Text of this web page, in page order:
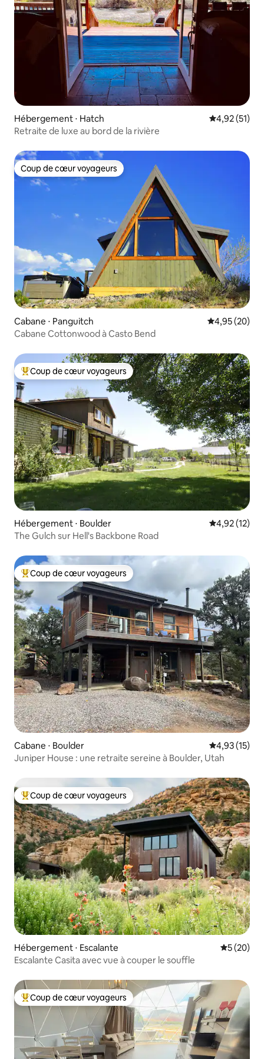
Hébergement ⋅ Hatch Évaluation
4,92 (51)
Retraite de luxe au bord de la rivière
Coup de cœur voyageurs
Coup de cœur voyageurs
Cabane ⋅ Panguitch Évaluation
4,95 (20)
Cabane Cottonwood à Casto Bend
Coups de cœur voyageurs les plus appréciés
Coup de cœur voyageurs
Hébergement ⋅ Boulder Évaluation
4,92 (12)
The Gulch sur Hell's Backbone Road
Coups de cœur voyageurs les plus appréciés
Coup de cœur voyageurs
Cabane ⋅ Boulder Évaluation
4,93 (15)
Juniper House : une retraite sereine à Boulder, Utah
Coups de cœur voyageurs les plus appréciés
Coup de cœur voyageurs
Hébergement ⋅ Escalante
5 (20)
Escalante Casita avec vue à couper le souffle
Coups de cœur voyageurs les plus appréciés
Coup de cœur voyageurs